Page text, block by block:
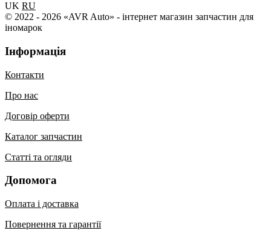
UK RU
© 2022 - 2026 «AVR Auto» - інтернет магазин запчастин для
іномарок
Інформація
Контакти
Про нас
Договір оферти
Каталог запчастин
Статті та огляди
Допомога
Оплата і доставка
Повернення та гарантії